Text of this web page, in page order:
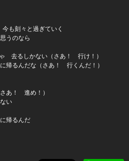
も刻々と過ぎていく
うのなら
去るしかない（さあ！ 行け！）
るんだな（さあ！ 行くんだ！）
あ！ 進め！）
い
帰るんだ